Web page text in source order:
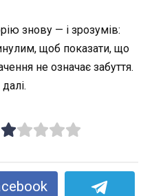
знову — і зрозумів:
щоб показати, що
не означає забуття.